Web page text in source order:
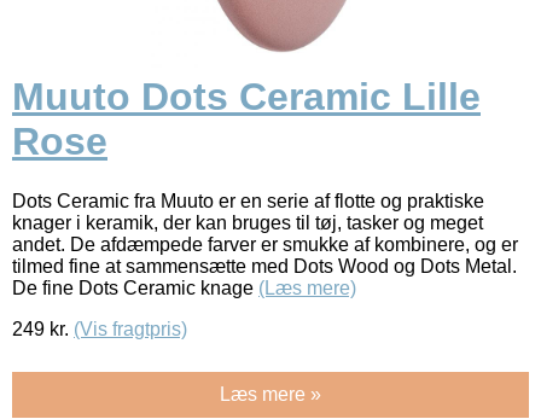
Muuto Dots Ceramic Lille
Rose
Dots Ceramic fra Muuto er en serie af flotte og praktiske
knager i keramik, der kan bruges til tøj, tasker og meget
andet. De afdæmpede farver er smukke af kombinere, og er
tilmed fine at sammensætte med Dots Wood og Dots Metal.
De fine Dots Ceramic knage (Læs mere)
249 kr. (Vis fragtpris)
Læs mere »